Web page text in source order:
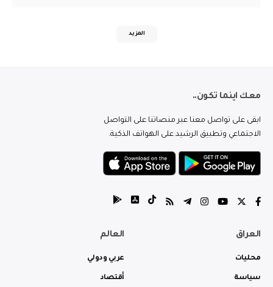
المزيد
معك اينما تكون..
ابقى على تواصل معنا عبر منصاتنا على التواصل
الاجتماعي وتطبيق الرشيد على الهواتف الذكية.
العراق
محليات
سياسة
العالم
عربي ودولي
أقتصاد